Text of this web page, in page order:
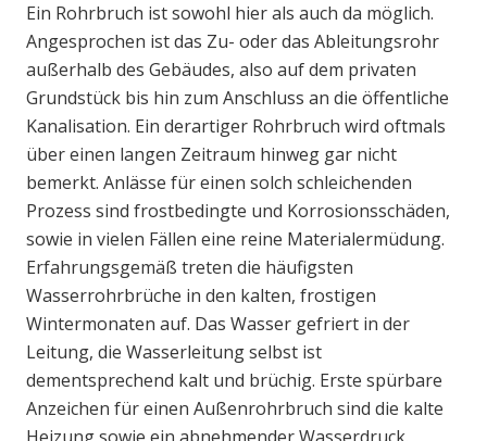
Ein Rohrbruch ist sowohl hier als auch da möglich.
Angesprochen ist das Zu- oder das Ableitungsrohr
außerhalb des Gebäudes, also auf dem privaten
Grundstück bis hin zum Anschluss an die öffentliche
Kanalisation. Ein derartiger Rohrbruch wird oftmals
über einen langen Zeitraum hinweg gar nicht
bemerkt. Anlässe für einen solch schleichenden
Prozess sind frostbedingte und Korrosionsschäden,
sowie in vielen Fällen eine reine Materialermüdung.
Erfahrungsgemäß treten die häufigsten
Wasserrohrbrüche in den kalten, frostigen
Wintermonaten auf. Das Wasser gefriert in der
Leitung, die Wasserleitung selbst ist
dementsprechend kalt und brüchig. Erste spürbare
Anzeichen für einen Außenrohrbruch sind die kalte